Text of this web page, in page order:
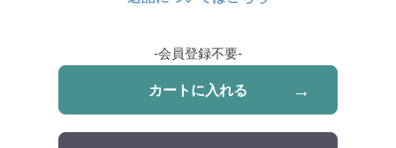
-会員登録不要-
カートに入れる